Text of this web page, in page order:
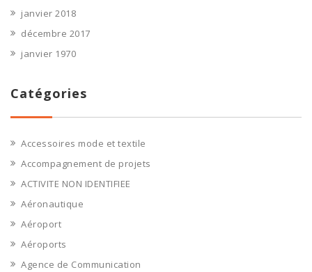
janvier 2018
décembre 2017
janvier 1970
Catégories
Accessoires mode et textile
Accompagnement de projets
ACTIVITE NON IDENTIFIEE
Aéronautique
Aéroport
Aéroports
Agence de Communication